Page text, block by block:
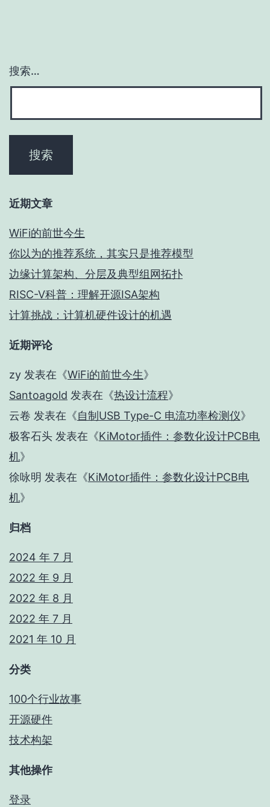
搜索…
近期文章
WiFi的前世今生
你以为的推荐系统，其实只是推荐模型
边缘计算架构、分层及典型组网拓扑
RISC-V科普：理解开源ISA架构
计算挑战：计算机硬件设计的机遇
近期评论
zy 发表在《WiFi的前世今生》
Santoagold 发表在《热设计流程》
云卷 发表在《自制USB Type-C 电流功率检测仪》
极客石头 发表在《KiMotor插件：参数化设计PCB电
机》
徐咏明 发表在《KiMotor插件：参数化设计PCB电
机》
归档
2024 年 7 月
2022 年 9 月
2022 年 8 月
2022 年 7 月
2021 年 10 月
分类
100个行业故事
开源硬件
技术构架
其他操作
登录